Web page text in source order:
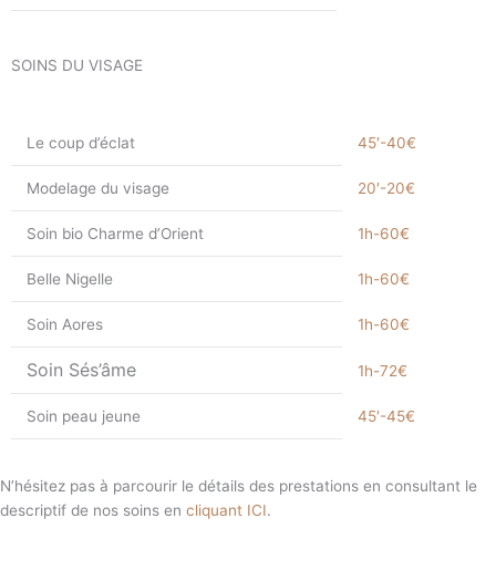
SOINS DU VISAGE
Le coup d’éclat 45′-40€
Modelage du visage 20′-20€
Soin bio Charme d’Orient 1h-60€
Belle Nigelle 1h-60€
Soin Aores 1h-60€
Soin Sés’âme 1h-72€
Soin peau jeune 45′-45€
N’hésitez pas à parcourir le détails des prestations en consultant le
descriptif de nos soins en cliquant ICI.